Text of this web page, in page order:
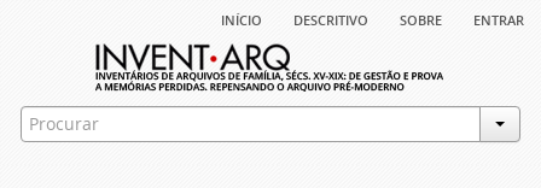
início descritivo sobre entrar